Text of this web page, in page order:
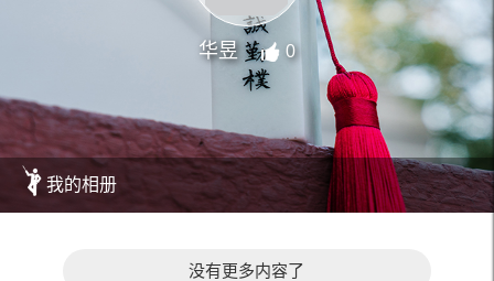
华昱 0
我的相册
没有更多内容了